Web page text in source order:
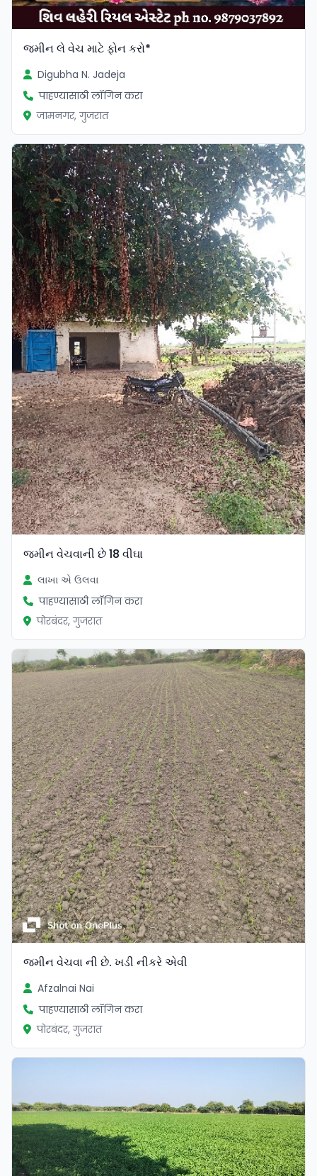
જમીન લે વેચ માટે ફોન કરો*
Digubha N. Jadeja
पाहण्यासाठी लॉगिन करा
जामनगर, गुजरात
જમીન વેચવાની છે 18 વીઘા
લાખા એ ઉલવા
पाहण्यासाठी लॉगिन करा
पोरबंदर, गुजरात
જમીન વેચવા ની છે. ખડી નીકરે એવી
Afzalnai Nai
पाहण्यासाठी लॉगिन करा
पोरबंदर, गुजरात